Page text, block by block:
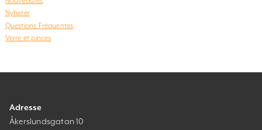
Nyheter
Questions Fréquentes
Verre et pinces
Adresse
Åkerslundsgatan 10